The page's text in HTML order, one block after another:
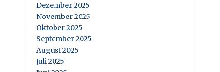
Dezember 2025
November 2025
Oktober 2025
September 2025
August 2025
Juli 2025